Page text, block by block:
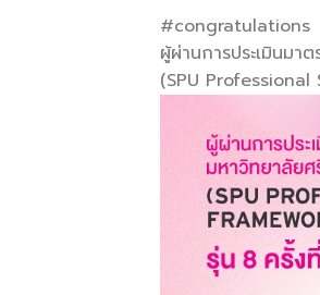
#congratulations
ผู้ผ่านการประเมินมา
(SPU Professional